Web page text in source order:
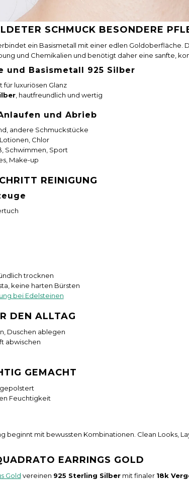
SCHMUCK BESONDERE
ein Basismetall mit einer edlen Goldoberfläche.
und Chemikalien und benötigt daher eine sanfte,
und Basismetall 925 Silber
für luxuriösen Glanz
, hautfreundlich und wertig
und Abrieb
andere Schmuckstücke
Chlor
Schwimmen, Sport
Make-up
REINIGUNG
trocknen
keine harten Bürsten
bei Edelsteinen
DEN ALLTAG
Duschen ablegen
abwischen
GEMACHT
Feuchtigkeit
beginnt mit bewussten Kombinationen. Clean Looks,
EARRINGS GOLD
Gold vereinen 925 Sterling Silbermit finaler 18k